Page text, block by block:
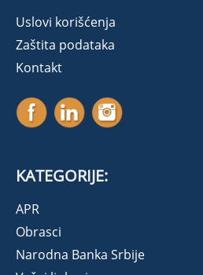
Uslovi korišćenja
Zaštita podataka
Kontakt
KATEGORIJE:
APR
Obrasci
Narodna Banka Srbije